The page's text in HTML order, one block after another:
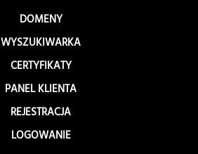
DOMENY
WYSZUKIWARKA
CERTYFIKATY
PANEL KLIENTA
REJESTRACJA
LOGOWANIE